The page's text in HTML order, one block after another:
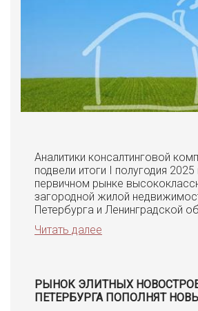
Аналитики консалтинговой
подвели итоги I полугодия 2025
первичном рынке
загородной жилой
Петербурга и Ленинградской
Читать далее
РЫНОК ЭЛИТНЫХ
ПЕТЕРБУРГА ПОПОЛНЯТ